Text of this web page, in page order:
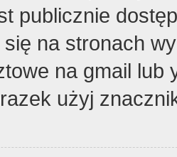
publicznie
na stronach
na gmail lub
użyj